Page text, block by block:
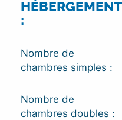
HÉBERGEMENT
:
Nombre de
chambres simples :
Nombre de
chambres doubles :